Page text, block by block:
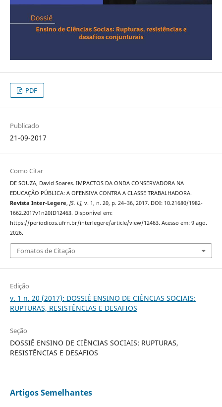
PDF
Publicado
21-09-2017
Como Citar
DE SOUZA, David Soares. IMPACTOS DA ONDA CONSERVADORA NA
EDUCAÇÃO PÚBLICA: A OFENSIVA CONTRA A CLASSE TRABALHADORA.
Revista Inter-Legere, [S. l.], v. 1, n. 20, p. 24–36, 2017. DOI: 10.21680/1982-
1662.2017v1n20ID12463. Disponível em:
https://periodicos.ufrn.br/interlegere/article/view/12463. Acesso em: 9 ago.
2026.
Fomatos de Citação
Edição
v. 1 n. 20 (2017): DOSSIÊ ENSINO DE CIÊNCIAS SOCIAIS:
RUPTURAS, RESISTÊNCIAS E DESAFIOS
Seção
DOSSIÊ ENSINO DE CIÊNCIAS SOCIAIS: RUPTURAS,
RESISTÊNCIAS E DESAFIOS
Artigos Semelhantes